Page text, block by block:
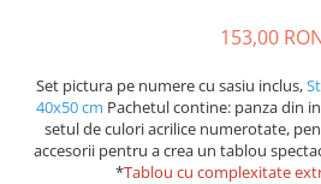
153,00
Set pictura pe numere cu sasiu inclus,
40x50 cm Pachetul contine: panza din
setul de culori acrilice numerotate,
accesorii pentru a crea un tablou
*Tablou cu complexitate